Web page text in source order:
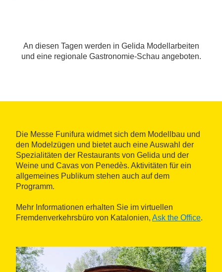
An diesen Tagen werden in Gelida Modellarbeiten
und eine regionale Gastronomie-Schau angeboten.
Die Messe Funifura widmet sich dem Modellbau und
den Modelzügen und bietet auch eine Auswahl der
Spezialitäten der Restaurants von Gelida und der
Weine und Cavas von Penedès. Aktivitäten für ein
allgemeines Publikum stehen auch auf dem
Programm.
Mehr Informationen erhalten Sie im virtuellen
Fremdenverkehrsbüro von Katalonien, Ask the Office.